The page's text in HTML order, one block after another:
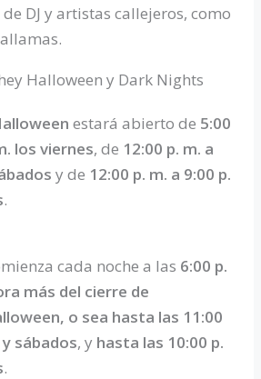
DJ y artistas callejeros, como
Halloween y Dark Nights
estará abierto de 5:00
los viernes, de 12:00 p. m. a
y de 12:00 p. m. a 9:00 p.
.
cada noche a las 6:00 p.
más del cierre de
o sea hasta las 11:00
sábados, y hasta las 10:00 p.
.